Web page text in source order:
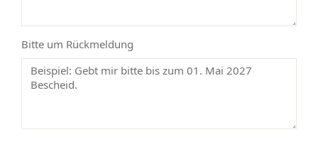
Bitte um Rückmeldung